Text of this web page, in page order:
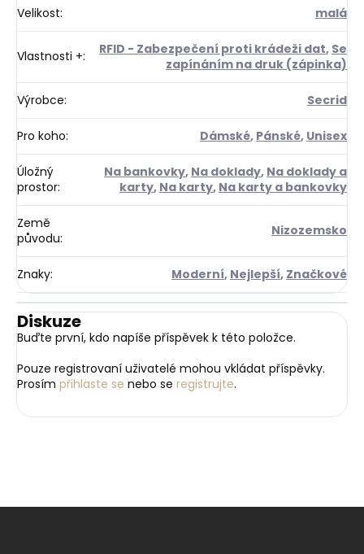
Velikost: malá
Vlastnosti +: RFID - Zabezpečení proti krádeži dat, Se
zapínáním na druk (zápinka)
Výrobce: Secrid
Pro koho: Dámské, Pánské, Unisex
Úložný
prostor:
Na bankovky, Na doklady, Na doklady a
karty, Na karty, Na karty a bankovky
Země
původu: Nizozemsko
Znaky: Moderní, Nejlepší, Značkové
Diskuze
Buďte první, kdo napíše příspěvek k této položce.
Pouze registrovaní uživatelé mohou vkládat příspěvky.
Prosím přihlaste se nebo se registrujte.